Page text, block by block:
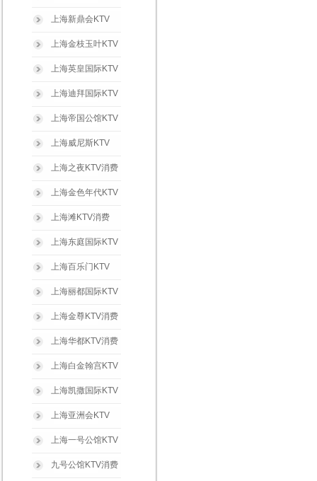
上海新鼎会KTV
上海金枝玉叶KTV
上海英皇国际KTV
上海迪拜国际KTV
上海帝国公馆KTV
上海威尼斯KTV
上海之夜KTV消费
上海金色年代KTV
上海滩KTV消费
上海东庭国际KTV
上海百乐门KTV
上海丽都国际KTV
上海金尊KTV消费
上海华都KTV消费
上海白金翰宫KTV
上海凯撒国际KTV
上海亚洲会KTV
上海一号公馆KTV
九号公馆KTV消费